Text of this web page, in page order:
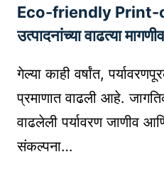
I
N
I
N
मॅ
ग्ने
क
से
त
या
Eco-friendly Print-
उत्पादनांच्या वाढत्या
गेल्या काही वर्षांत,
प्रमाणात वाढली आहे.
वाढलेली पर्यावरण जाणीव
संकल्पना…